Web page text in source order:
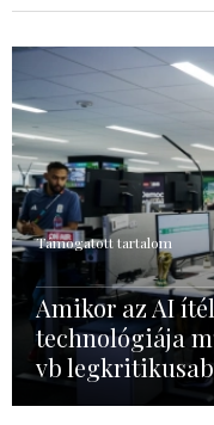
Támogatott tartalom
Amikor az AI
technológiája
vb